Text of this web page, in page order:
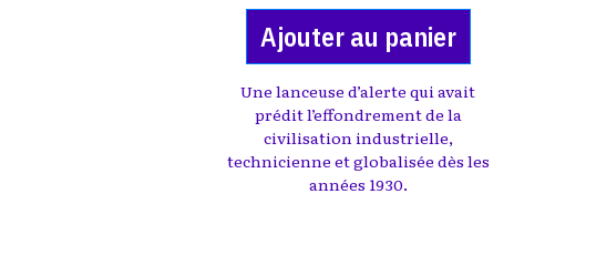
Ajouter au panier
Une lanceuse d’alerte qui avait
prédit l’effondrement de la
civilisation industrielle,
technicienne et globalisée dès les
années 1930.